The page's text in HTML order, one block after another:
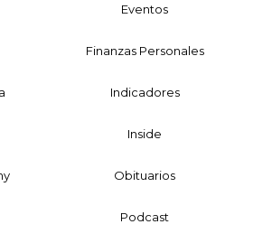
Eventos
Finanzas Personales
Indicadores
Inside
Obituarios
Podcast